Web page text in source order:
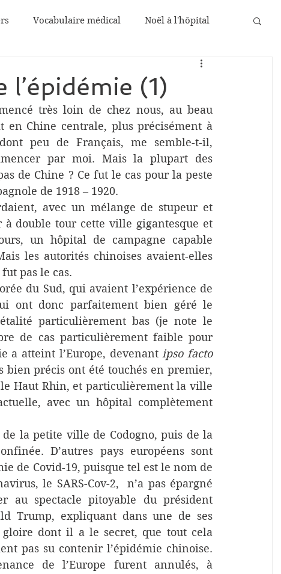
Vocabulaire médical Noël à l'hôpital
de la médecine Journal de l'épidémie
Soins palliatifs et fin de vie
(1)
très loin de chez nous, au beau
Chine centrale, plus précisément à
peu de Français, me semble-t-il,
par moi. Mais la plupart des
de Chine ? Ce fut le cas pour la peste
de 1918 – 1920.
avec un mélange de stupeur et
à double tour cette ville gigantesque et
un hôpital de campagne capable
les autorités chinoises avaient-elles
pas le cas.
du Sud, qui avaient l’expérience de
ont donc parfaitement bien géré le
particulièrement bas (je note le
de cas particulièrement faible pour
a atteint l’Europe, devenant ipso facto
bien précis ont été touchés en premier,
le Haut Rhin, et particulièrement la ville
avec un hôpital complètement
la petite ville de Codogno, puis de la
D’autres pays européens sont
de Covid-19, puisque tel est le nom de
le SARS-Cov-2,  n’a pas épargné
au spectacle pitoyable du président
Trump, expliquant dans une de ses
gloire dont il a le secret, que tout cela
pas su contenir l’épidémie chinoise.
de l’Europe furent annulés, à